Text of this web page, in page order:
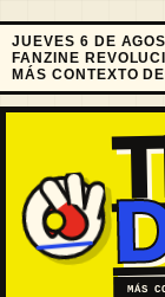
JUEVES 6 DE
FANZINE
MÁS CONTEXTO
MÁS